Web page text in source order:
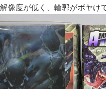
像度が低く、輪郭がボヤけ